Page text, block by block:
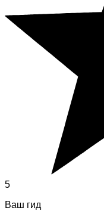
5
Ваш гид